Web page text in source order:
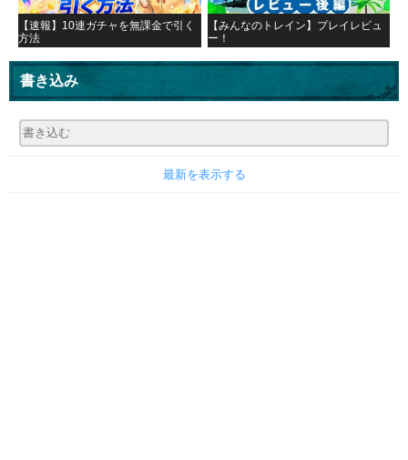
【速報】10連ガチャを無課金で引く
方法
【みんなのトレイン】プレイレビュ
ー！
書き込み
最新を表示する